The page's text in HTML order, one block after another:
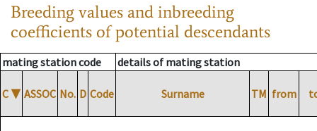
Breeding values and inbreeding
coefficients of potential descendants
mating station code details of mating station
C ▼ ASSOC No. D Code Surname TM from